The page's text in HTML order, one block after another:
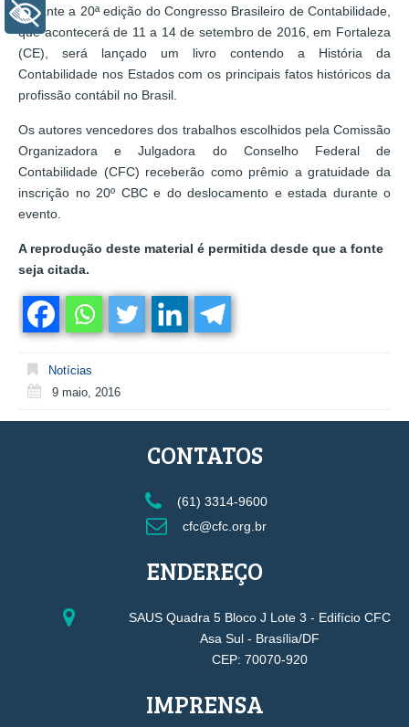
Durante a 20ª edição do Congresso Brasileiro de Contabilidade,
que acontecerá de 11 a 14 de setembro de 2016, em Fortaleza
(CE), será lançado um livro contendo a História da
Contabilidade nos Estados com os principais fatos históricos da
profissão contábil no Brasil.
Os autores vencedores dos trabalhos escolhidos pela Comissão
Organizadora e Julgadora do Conselho Federal de
Contabilidade (CFC) receberão como prêmio a gratuidade da
inscrição no 20º CBC e do deslocamento e estada durante o
evento.
A reprodução deste material é permitida desde que a fonte
seja citada.
Notícias
9 maio, 2016
CONTATOS
(61) 3314-9600
cfc@cfc.org.br
ENDEREÇO
SAUS Quadra 5 Bloco J Lote 3 - Edifício CFC
Asa Sul - Brasília/DF
CEP: 70070-920
IMPRENSA
+ Acessibilidade